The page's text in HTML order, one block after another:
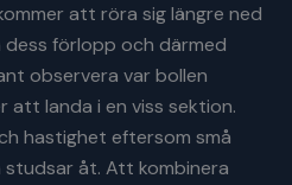
att röra sig längre ned
dess förlopp och därmed
observera var bollen
att landa i en viss sektion.
hastighet eftersom små
studsar åt. Att kombinera